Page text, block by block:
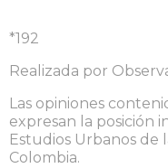
*192
Realizada por
Las opiniones
expresan la posición
Estudios Urbanos de
Colombia.